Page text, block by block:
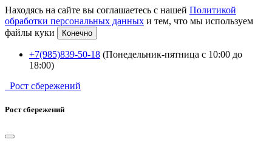
Находясь на сайте вы соглашаетесь с нашей Политикой
обработки персональных данных и тем, что мы используем
файлы куки
Конечно
+7(985)839-50-18 (Понедельник-пятница с 10:00 до
18:00)
Рост сбережений
Рост сбережений